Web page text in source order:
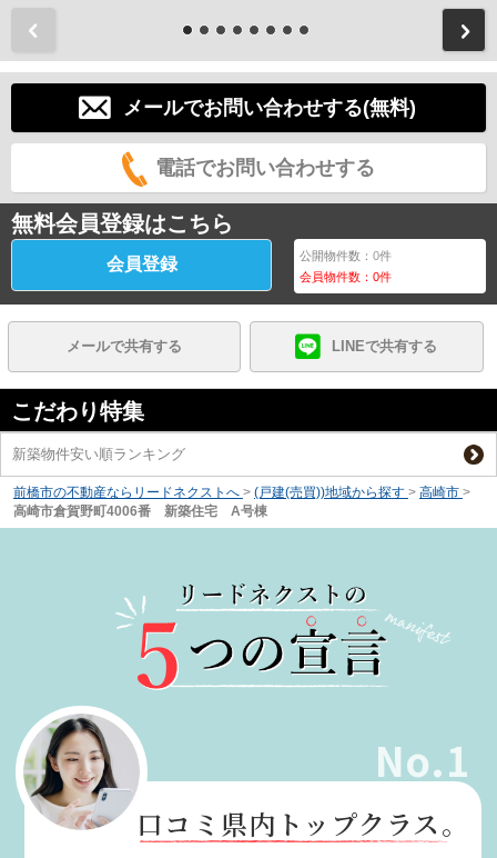
メールでお問い合わせする(無料)
電話でお問い合わせする
無料会員登録はこちら
会員登録 公開物件数：0件
会員物件数：0件
メールで共有する LINEで共有する
こだわり特集
新築物件安い順ランキング
前橋市の不動産ならリードネクストへ > (戸建(売買))地域から探す > 高崎市 >
高崎市倉賀野町4006番 新築住宅 A号棟
No.1
口コミ県内トップクラス。